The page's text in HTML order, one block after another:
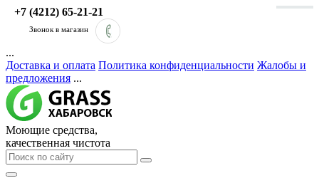
+7 (4212) 65-21-21
Звонок в магазин
...
Доставка и оплата Политика конфиденциальности Жалобы и
предложения ...
Моющие средства,
качественная чистота